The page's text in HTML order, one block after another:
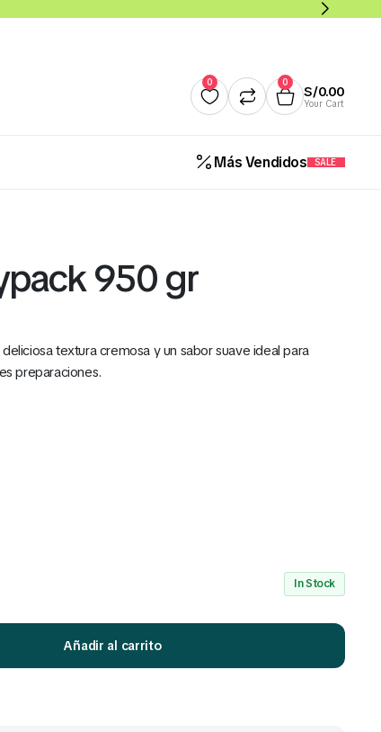
0 0
S/0.00
Your Cart
Más Vendidos SALE
S/5.00
950 gr
textura cremosa y un sabor suave ideal para
preparaciones.
In Stock
Añadir al carrito